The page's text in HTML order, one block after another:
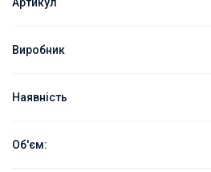
Виробник
Наявність
Об'єм: